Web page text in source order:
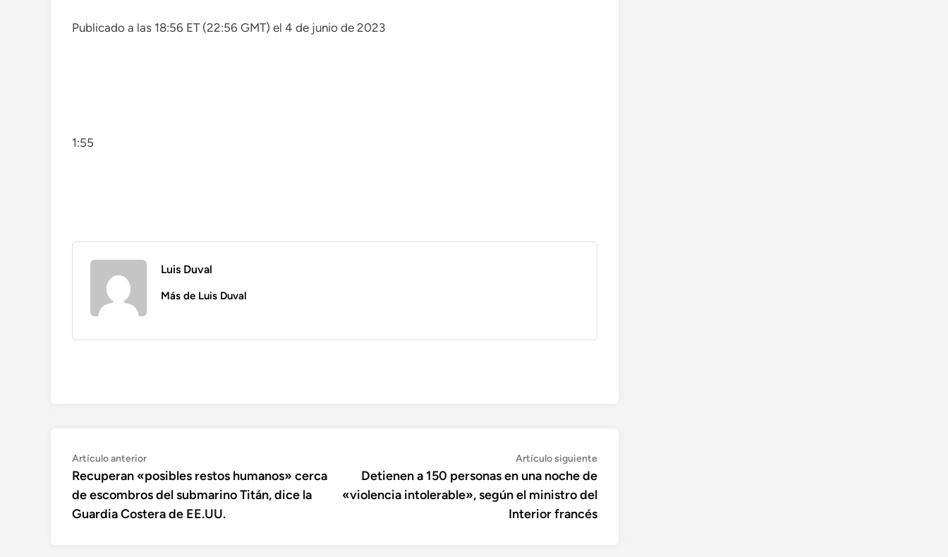
Publicado a las 18:56 ET (22:56 GMT) el 4 de junio de 2023
1:55
Luis Duval
Más de Luis Duval
Navegación
de
entradas
Artículo anteriorArtículo
anterior:
Recuperan «posibles restos humanos» cerca
de escombros del submarino Titán, dice la
Guardia Costera de EE.UU.
Artículo siguienteArtículo
siguiente:
Detienen a 150 personas en una noche de
«violencia intolerable», según el ministro del
Interior francés